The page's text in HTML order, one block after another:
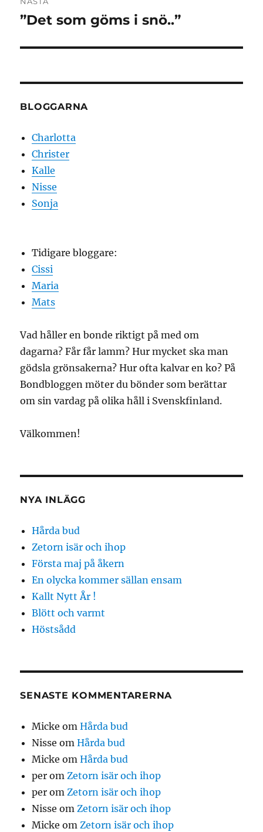
Nästa
”Det som göms i snö..”
BLOGGARNA
Charlotta
Christer
Kalle
Nisse
Sonja
Tidigare bloggare:
Cissi
Maria
Mats
Vad håller en bonde riktigt på med om
dagarna? Får får lamm? Hur mycket ska man
gödsla grönsakerna? Hur ofta kalvar en ko? På
Bondbloggen möter du bönder som berättar
om sin vardag på olika håll i Svenskfinland.
Välkommen!
NYA INLÄGG
Hårda bud
Zetorn isär och ihop
Första maj på åkern
En olycka kommer sällan ensam
Kallt Nytt År !
Blött och varmt
Höstsådd
SENASTE KOMMENTARERNA
Micke omHårda bud
Nisse omHårda bud
Micke omHårda bud
per omZetorn isär och ihop
per omZetorn isär och ihop
Nisse omZetorn isär och ihop
Micke omZetorn isär och ihop